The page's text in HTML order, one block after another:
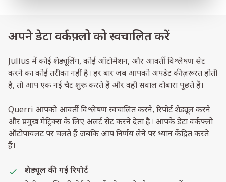
अपने डेटा वर्कफ़्लो को स्वचालित करें
Julius में कोई शेड्यूलिंग, कोई ऑटोमेशन, और आवर्ती विश्लेषण सेट
करने का कोई तरीका नहीं है। हर बार जब आपको अपडेट की ज़रूरत होती
है, तो आप एक नई चैट शुरू करते हैं और वही सवाल दोबारा पूछते हैं।
Querri आपको आवर्ती विश्लेषण स्वचालित करने, रिपोर्ट शेड्यूल करने
और प्रमुख मेट्रिक्स के लिए अलर्ट सेट करने देता है। आपके डेटा वर्कफ़्लो
ऑटोपायलट पर चलते हैं जबकि आप निर्णय लेने पर ध्यान केंद्रित करते
हैं।
शेड्यूल की गई रिपोर्ट